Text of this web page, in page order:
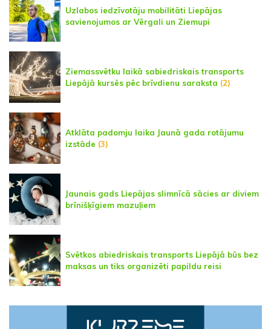
Uzlabos iedzīvotāju mobilitāti Liepājas
savienojumos ar Vērgali un Ziemupi
Ziemassvētku laikā sabiedriskais transports
Liepājā kursēs pēc brīvdienu saraksta (2)
Atklāta padomju laika Jaunā gada rotājumu
izstāde (3)
Jaunais gads Liepājas slimnīcā sācies ar diviem
brīnišķīgiem mazuļiem
Svētkos abiedriskais transports Liepājā būs bez
maksas un tiks organizēti papildu reisi